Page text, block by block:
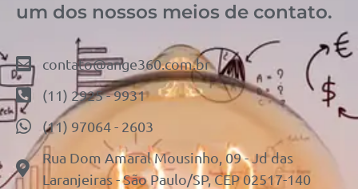
um dos nossos meios de contato.
contato@ange360.com.br
(11) 2925 - 9931
(11) 97064 - 2603
Rua Dom Amaral Mousinho, 09 - Jd das
Laranjeiras - São Paulo/SP, CEP 02517-140